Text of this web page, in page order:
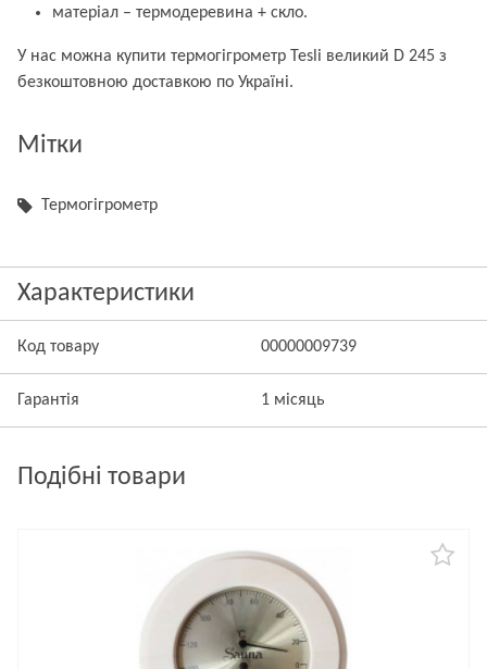
матеріал – термодеревина + скло.
У нас можна купити термогігрометр Tesli великий D 245 з
безкоштовною доставкою по Україні.
Мітки
Термогігрометр
Характеристики
Код товару 00000009739
Гарантія 1 місяць
Подібні товари